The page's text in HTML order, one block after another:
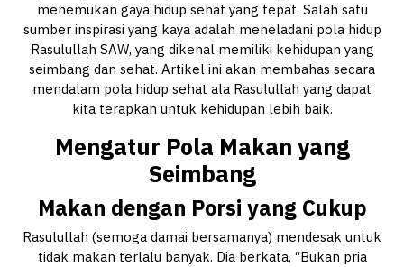
menemukan gaya hidup sehat yang tepat. Salah satu
sumber inspirasi yang kaya adalah meneladani pola hidup
Rasulullah SAW, yang dikenal memiliki kehidupan yang
seimbang dan sehat. Artikel ini akan membahas secara
mendalam pola hidup sehat ala Rasulullah yang dapat
kita terapkan untuk kehidupan lebih baik.
Mengatur Pola Makan yang
Seimbang
Makan dengan Porsi yang Cukup
Rasulullah (semoga damai bersamanya) mendesak untuk
tidak makan terlalu banyak. Dia berkata, “Bukan pria